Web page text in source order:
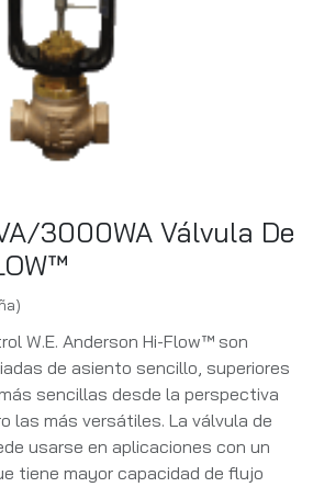
3000WA Válvula De
W.E. Anderson Hi-Flow™ son
de asiento sencillo, superiores
sencillas desde la perspectiva
las más versátiles. La válvula de
usarse en aplicaciones con un
tiene mayor capacidad de flujo